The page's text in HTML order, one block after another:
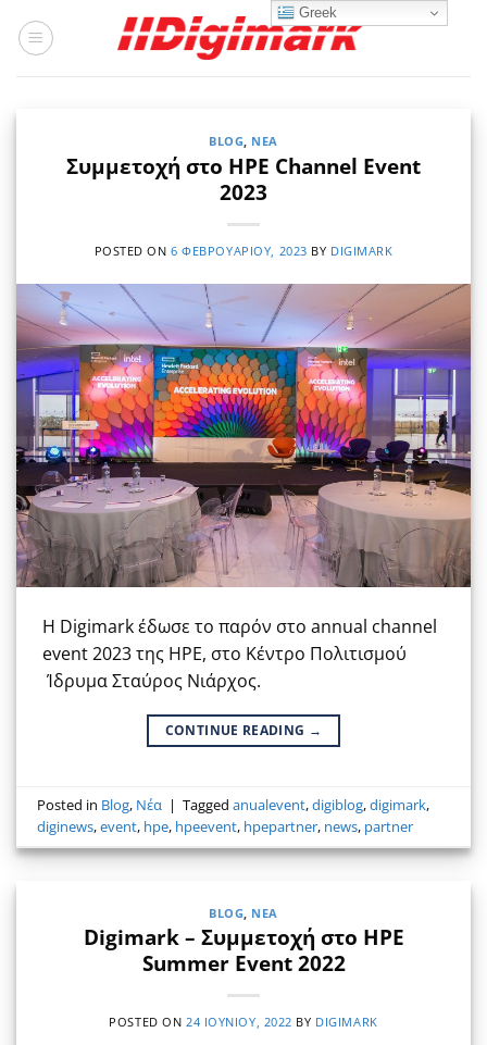
στο
BLOG, ΝΈΑ
Συμμετοχή στο HPE Channel Event
2023
POSTED ON6 ΦΕΒΡΟΥΑΡΊΟΥ, 2023 BY DIGIMARK
Η Digimark έδωσε το παρόν στο annual channel
event 2023 της HPE, στο Κέντρο Πολιτισμού
Ίδρυμα Σταύρος Νιάρχος.
CONTINUE READING →
Posted in Blog, Νέα | Taggedanualevent,digiblog,digimark,
diginews,event, hpe, hpeevent, hpepartner, news, partner
BLOG ΝΈΑ
Digimark – Συμμετοχή στο HPE
Summer Event 2022
POSTED ON 24 ΙΟΥΝΊΟΥ, 2022 BY DIGIMARK
Greek